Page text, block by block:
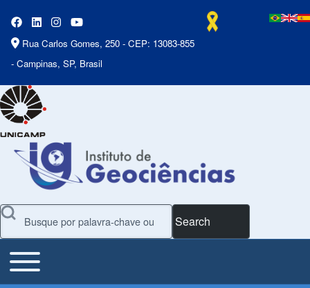
Rua Carlos Gomes, 250 - CEP: 13083-855
- Campinas, SP, Brasil
Search
Main Menu
Toggle main menu